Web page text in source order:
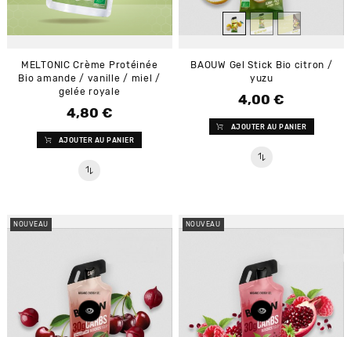
MELTONIC Crème Protéinée
Bio amande / vanille / miel /
gelée royale
Prix
4,80 €
AJOUTER AU PANIER
BAOUW Gel Stick Bio citron /
yuzu
Prix
4,00 €
AJOUTER AU PANIER
NOUVEAU NOUVEAU